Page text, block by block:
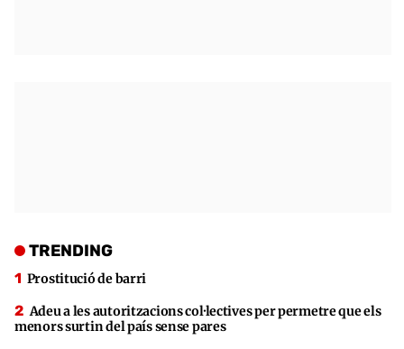
TRENDING
Prostitució de barri
Adeu a les autoritzacions col·lectives per permetre que els
menors surtin del país sense pares